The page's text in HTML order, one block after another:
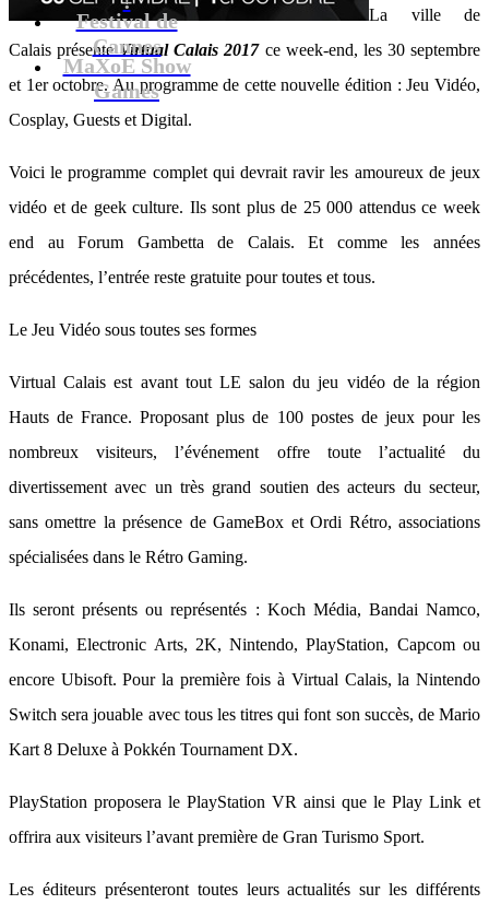
Festival de
Cannes
MaXoE Show
Games
La ville de
Calais présenteVirtual Calais 2017ce week-end, les 30 septembre
et 1er octobre. Au programme de cette nouvelle édition : Jeu Vidéo,
Cosplay, Guests et Digital.
Voici le programme complet qui devrait ravir les amoureux de jeux
vidéo et de geek culture. Ils sont plus de 25 000 attendus ce week
end au Forum Gambetta de Calais. Et comme les années
précédentes, l’entrée reste gratuite pour toutes et tous.
Le Jeu Vidéo sous toutes ses formes
Virtual Calais est avant tout LE salon du jeu vidéo de la région
Hauts de France. Proposant plus de 100 postes de jeux pour les
nombreux visiteurs, l’événement offre toute l’actualité du
divertissement avec un très grand soutien des acteurs du secteur,
sans omettre la présence de GameBox et Ordi Rétro, associations
spécialisées dans le Rétro Gaming.
Ils seront présents ou représentés : Koch Média, Bandai Namco,
Konami, Electronic Arts, 2K, Nintendo, PlayStation, Capcom ou
encore Ubisoft. Pour la première fois à Virtual Calais, la Nintendo
Switch sera jouable avec tous les titres qui font son succès, de Mario
Kart 8 Deluxe à Pokkén Tournament DX.
PlayStation proposera le PlayStation VR ainsi que le Play Link et
offrira aux visiteurs l’avant première de Gran Turismo Sport.
Les éditeurs présenteront toutes leurs actualités sur les différents